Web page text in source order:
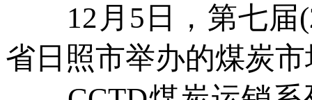
12月5日，第七届
省日照市举办的煤炭